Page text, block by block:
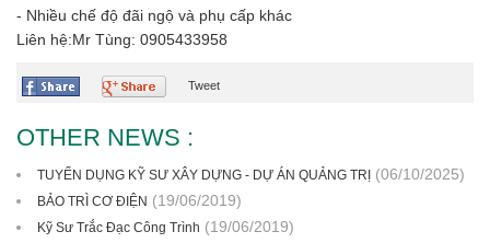
- Nhiều chế độ đãi ngộ và phụ cấp khác
Liên hệ:Mr Tùng: 0905433958
Tweet
OTHER NEWS :
TUYỂN DỤNG KỸ SƯ XÂY DỰNG - DỰ ÁN QUẢNG TRỊ (06/10/2025)
BẢO TRÌ CƠ ĐIỆN (19/06/2019)
Kỹ Sư Trắc Đạc Công Trình (19/06/2019)